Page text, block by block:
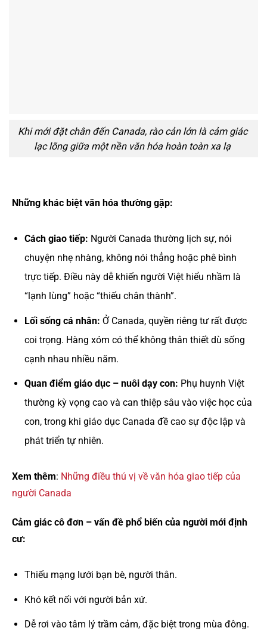
Khi mới đặt chân đến Canada, rào cản lớn là cảm giác
lạc lõng giữa một nền văn hóa hoàn toàn xa lạ
Những khác biệt văn hóa thường gặp:
Cách giao tiếp: Người Canada thường lịch sự, nói
chuyện nhẹ nhàng, không nói thẳng hoặc phê bình
trực tiếp. Điều này dễ khiến người Việt hiểu nhầm là
“lạnh lùng” hoặc “thiếu chân thành”.
Lối sống cá nhân: Ở Canada, quyền riêng tư rất được
coi trọng. Hàng xóm có thể không thân thiết dù sống
cạnh nhau nhiều năm.
Quan điểm giáo dục – nuôi dạy con: Phụ huynh Việt
thường kỳ vọng cao và can thiệp sâu vào việc học của
con, trong khi giáo dục Canada đề cao sự độc lập và
phát triển tự nhiên.
Xem thêm: Những điều thú vị về văn hóa giao tiếp của
người Canada
Cảm giác cô đơn – vấn đề phổ biến của người mới định
cư:
Thiếu mạng lưới bạn bè, người thân.
Khó kết nối với người bản xứ.
Dễ rơi vào tâm lý trầm cảm, đặc biệt trong mùa đông.